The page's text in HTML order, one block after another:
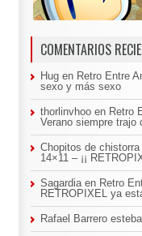
COMENTARIOS
Hug en Retro Entre
sexo y más sexo
thorlinvhoo en Retro
Verano siempre trajo
Chopitos de chistorra
14×11 – ¡¡
Sagardia en Retro
RETROPIXEL ya
Rafael Barrero